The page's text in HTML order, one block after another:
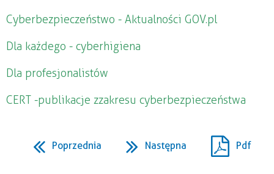
Cyberbezpieczeństwo - Aktualności GOV.pl
Dla każdego - cyberhigiena
Dla profesjonalistów
CERT - publikacje z zakresu cyberbezpieczeństwa
Poprzednia Następna Pdf